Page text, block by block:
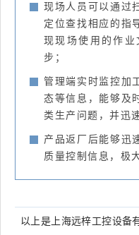
现场人员可以通过
定位查找相应的指
现现场使用的作
步；
管理端实时监控加
态等信息，能够及
类生产问题，并迅
产品返厂后能够迅
质量控制信息，极
以上是上海远梓工控设备